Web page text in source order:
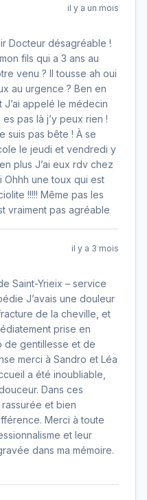
il y a un mois
Docteur désagréable !
fils qui a 3 ans au
venu ? Il tousse ah oui
au urgence ? Ben en
appelé le médecin
pas là j’y peux rien !
suis pas bête ! À se
le jeudi et vendredi y
plus J’ai eux rdv chez
Ohhh une toux qui est
!!!!! Même pas les
vraiment pas agréable
il y a 3 mois
Saint-Yrieix – service
J’avais une douleur
de la cheville, et
prise en
de gentillesse et de
merci à Sandro et Léa
a été inoubliable,
Dans ces
et bien
Merci à toute
et leur
dans ma mémoire.